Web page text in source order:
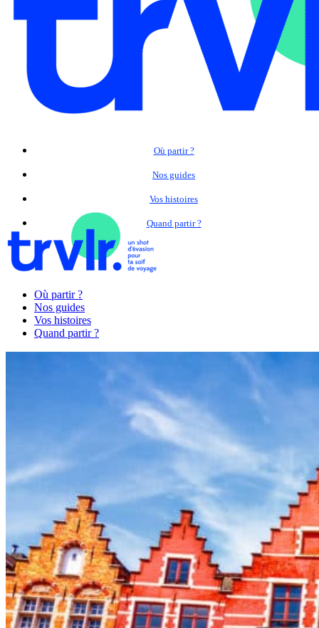
Où partir ?
Nos guides
Vos histoires
Quand partir ?
Où partir ?
Nos guides
Vos histoires
Quand partir ?